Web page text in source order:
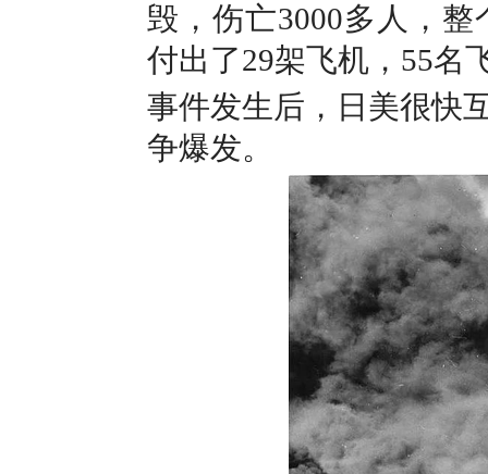
毁，伤亡3000多人，
付出了29架飞机，55名
事件发生后，日美很快
争爆发。